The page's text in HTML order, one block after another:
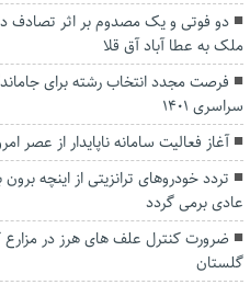
دو فوتی و یک مصدوم بر اثر تصادف
ملک به عطا آباد آق قلا
فرصت مجدد انتخاب رشته برای
سراسری ۱۴۰۱
آغاز فعالیت سامانه ناپایدار از عصر
تردد خودروهای ترانزیتی از اینچه
عادی برمی گردد
ضرورت کنترل علف های هرز در مزارع
گلستان